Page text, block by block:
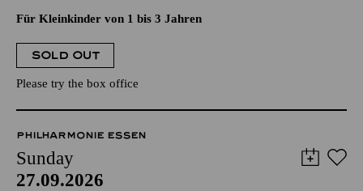
Für Kleinkinder von 1 bis 3 Jahren
SOLD OUT
Please try the box office
PHILHARMONIE ESSEN
Sunday
27.09.2026